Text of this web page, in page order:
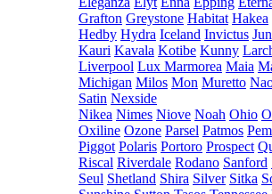
Grafton Greystone Habitat Hakea
Hedby Hydra Iceland Invictus
Kauri Kavala Kotibe Kunny
Liverpool Lux Marmorea Maia
Michigan Milos Mon Muretto
Satin Nexside
Nikea Nimes Niove Noah Ohio
Oxiline Ozone Parsel Patmos
Piggot Polaris Portoro Prospect
Riscal Riverdale Rodano Sanford
Seul Shetland Shira Silver Sitka